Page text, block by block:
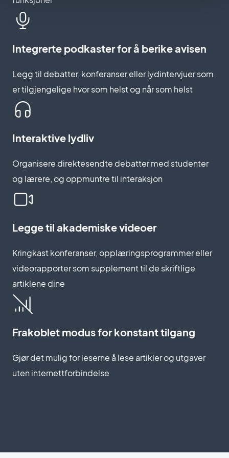
Integrerte podkaster for å berike avisen
Legg til debatter, konferanser eller lydintervjuer som
er tilgjengelige hvor som helst og når som helst
Interaktive lydliv
Organisere direktesendte debatter med studenter
og lærere, og oppmuntre til interaksjon
Legge til akademiske videoer
Kringkast konferanser, opplæringsprogrammer eller
videorapporter som supplement til de skriftlige
artiklene dine
Frakoblet modus for konstant tilgang
Gjør det mulig for leserne å lese artikler og utgaver
uten internettforbindelse